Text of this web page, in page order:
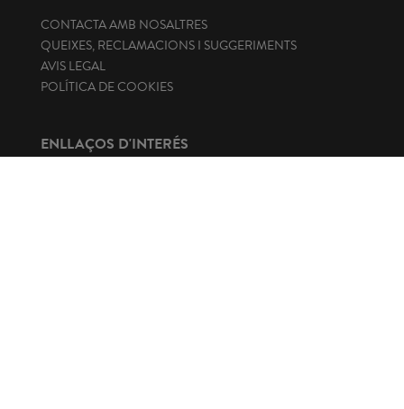
CONTACTA AMB NOSALTRES
QUEIXES, RECLAMACIONS I SUGGERIMENTS
AVIS LEGAL
POLÍTICA DE COOKIES
ENLLAÇOS D'INTERÉS